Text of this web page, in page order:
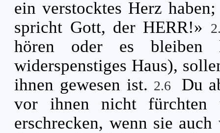
ein verstocktes Herz
spricht Gott, der HERR!»
hören oder es bleiben
widerspenstiges Haus),
ihnen gewesen ist. 2.6
Du
vor ihnen nicht fürchten
erschrecken, wenn sie